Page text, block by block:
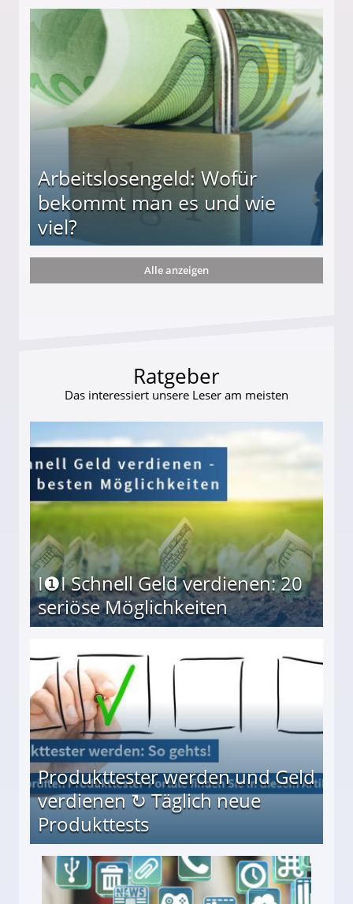
Arbeitslosengeld: Wofür
bekommt man es und wie
viel?
und wie viel?
Alle anzeigen
Ratgeber
Das interessiert unsere Leser am meisten
I❶I Schnell Geld verdienen: 20
seriöse Möglichkeiten
Produkttester werden und Geld
verdienen ↻ Täglich neue
Produkttests
↻ Täglich neue Produkttests